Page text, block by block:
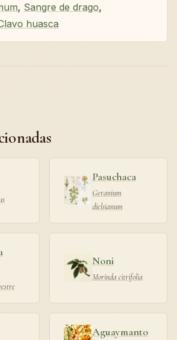
, Sangre de drago,
huasca
Pasuchaca
Geranium
dielsianum
Noni
Morinda citrifolia
Aguaymanto